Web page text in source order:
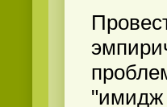
"имидж